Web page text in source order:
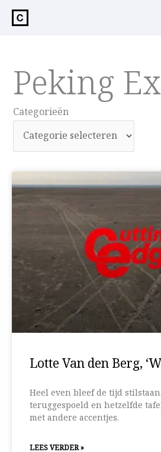
inhoud
Peking
Categorieën
Categorieën
Lotte Van den Berg,
Heel even bleef de tijd
teruggespoeld en hetzelfde
met andere accentjes.
LEES VERDER »